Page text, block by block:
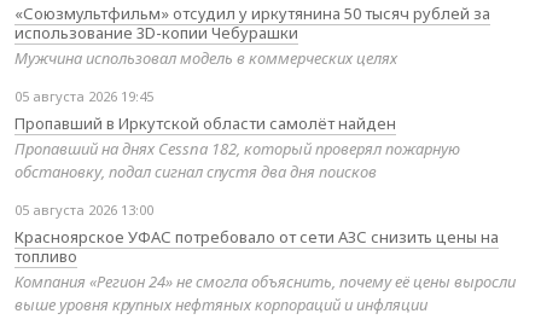
«Союзмультфильм» отсудил у иркутянина 50 тысяч рублей за
использование 3D-копии Чебурашки
Мужчина использовал модель в коммерческих целях
05 августа 2026 19:45
Пропавший в Иркутской области самолёт найден
Пропавший на днях Cessna 182, который проверял пожарную
обстановку, подал сигнал спустя два дня поисков
05 августа 2026 13:00
Красноярское УФАС потребовало от сети АЗС снизить цены на
топливо
Компания «Регион 24» не смогла объяснить, почему её цены выросли
выше уровня крупных нефтяных корпораций и инфляции